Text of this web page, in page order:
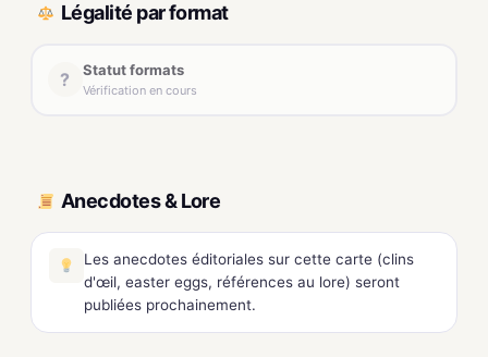
Légalité par format
? Statut formats
Vérification en cours
Anecdotes & Lore
Les anecdotes éditoriales sur cette carte (clins
d'œil, easter eggs, références au lore) seront
publiées prochainement.